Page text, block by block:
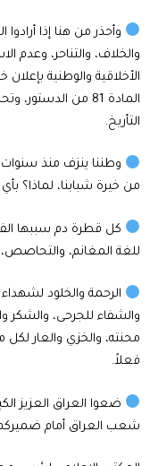
وأحذر من هنا إذا أرادوا
والخلاف، والتناحر،
الأخلاقية والوطنية
المادة 81 من
التأريخ.
وطننا ينزف منذ سنوات
من خيرة شبابنا، لماذا؟
كل قطرة دم سببها
للغة المغانم،
الرحمة والخلود لشهداء
والشفاء للجرحى، والشكر
محنته، والخزي والعار
فعلاً.
ضعوا العراق العزيز
شعب العراق أمام